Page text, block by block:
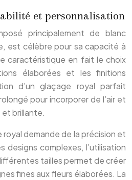
et personnalisation
principalement de blanc
est célèbre pour sa capacité à
caractéristique en fait le choix
élaborées et les finitions
d’un glaçage royal parfait
pour incorporer de l’air et
brillante.
royal demande de la précision et
designs complexes, l’utilisation
tailles permet de créer
fines aux fleurs élaborées. La